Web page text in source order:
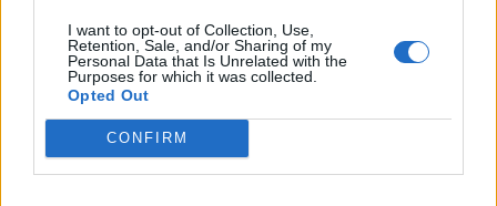
I want to opt-out of Collection, Use,
Retention, Sale, and/or Sharing of my
Personal Data that Is Unrelated with the
Purposes for which it was collected.
Opted Out
CONFIRM